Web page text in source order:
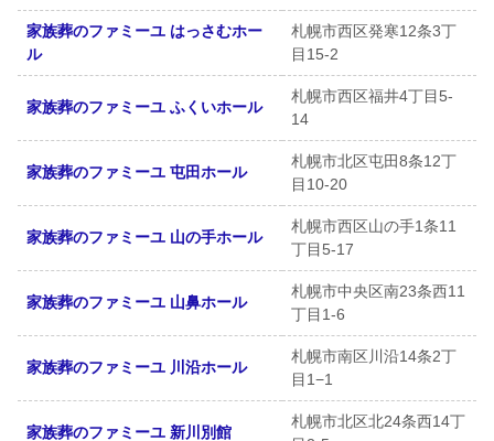
家族葬のファミーユ はっさむホー
ル
札幌市西区発寒12条3丁
目15-2
家族葬のファミーユ ふくいホール
札幌市西区福井4丁目5-
14
家族葬のファミーユ 屯田ホール
札幌市北区屯田8条12丁
目10-20
家族葬のファミーユ 山の手ホール
札幌市西区山の手1条11
丁目5-17
家族葬のファミーユ 山鼻ホール
札幌市中央区南23条西11
丁目1-6
家族葬のファミーユ 川沿ホール
札幌市南区川沿14条2丁
目1−1
家族葬のファミーユ 新川別館
札幌市北区北24条西14丁